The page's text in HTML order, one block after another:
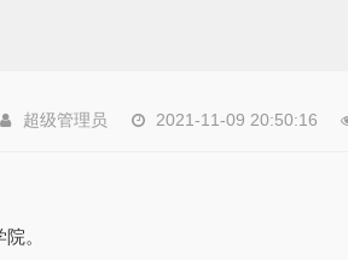
超级管理员 2021-11-09 20:50:16
。